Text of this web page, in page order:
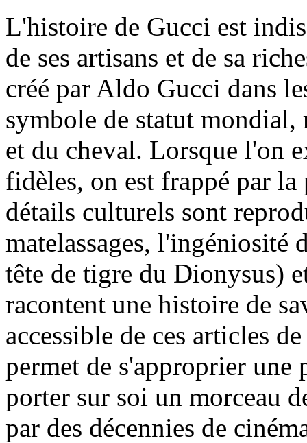
L'histoire de Gucci est
de ses artisans et de sa
créé par Aldo Gucci dans
symbole de statut mondial,
et du cheval. Lorsque l'on
fidèles, on est frappé par
détails culturels sont
matelassages, l'ingéniosité
tête de tigre du Dionysus)
racontent une histoire de
accessible de ces articles
permet de s'approprier une
porter sur soi un morceau
par des décennies de